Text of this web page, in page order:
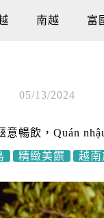
南越 富
05/13/2024
暢飲，Quán
精緻美饌 越南